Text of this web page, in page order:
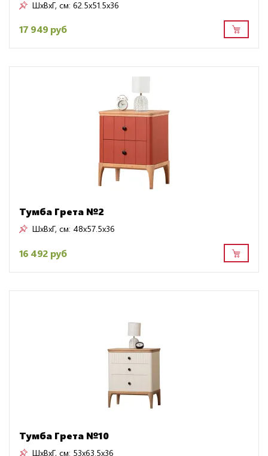
ШxВxГ, см: 62.5x51.5x36
17 949 руб
Тумба Грета №2
ШxВxГ, см: 48x57.5x36
16 492 руб
Тумба Грета №10
ШxВxГ, см: 53x63.5x36